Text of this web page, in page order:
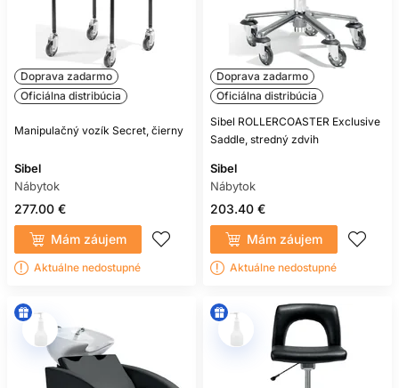
Doprava zadarmo
Oficiálna distribúcia
Manipulačný vozík Secret, čierny
Sibel
Nábytok
277.00 €
Mám záujem
Aktuálne nedostupné
Doprava zadarmo
Oficiálna distribúcia
Sibel ROLLERCOASTER Exclusive
Saddle, stredný zdvih
Sibel
Nábytok
203.40 €
Mám záujem
Aktuálne nedostupné